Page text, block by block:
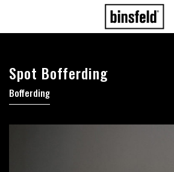
Spot Bofferding
Bofferding